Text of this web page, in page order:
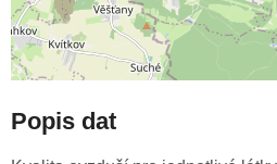
Popis dat